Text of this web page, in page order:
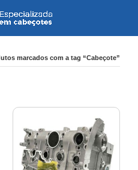
marcados com a tag “Cabeçote”